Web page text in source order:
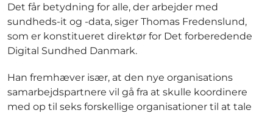
Det får betydning for alle, der arbejder med
sundheds-it og -data, siger Thomas Fredenslund,
som er konstitueret direktør for Det forberedende
Digital Sundhed Danmark.
Han fremhæver især, at den nye organisations
samarbejdspartnere vil gå fra at skulle koordinere
med op til seks forskellige organisationer til at tale